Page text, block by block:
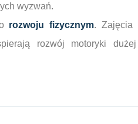
wyzwań.
rozwoju fizycznym. Zajęcia
rozwój motoryki